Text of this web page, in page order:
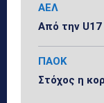
ΑΕΛ
Από την
ΠΑΟΚ
Στόχος η